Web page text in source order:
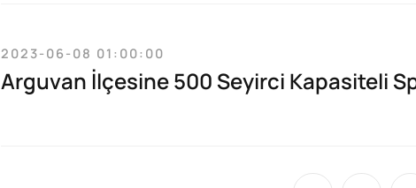
2023-06-08 01:00:00
Arguvan İlçesine 500 Seyirci Kapasiteli